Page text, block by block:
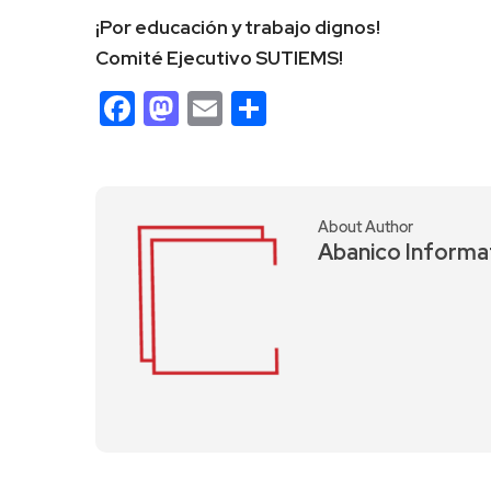
¡Por educación y trabajo dignos!
Comité Ejecutivo SUTIEMS!
Facebook
Mastodon
Email
About Author
Abanico